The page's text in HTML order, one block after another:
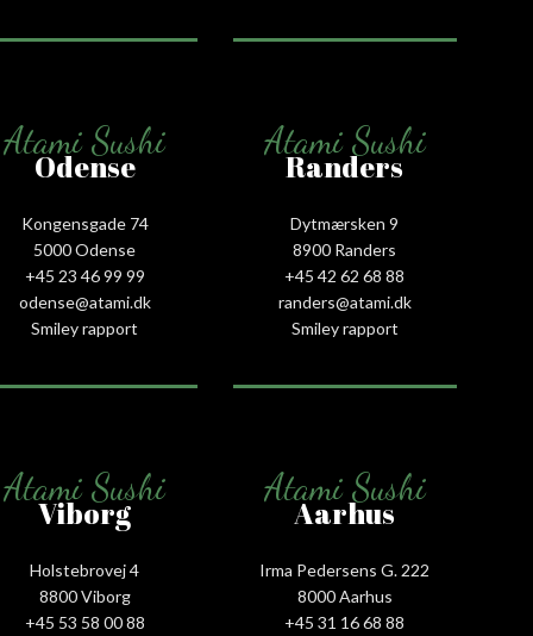
Atami Sushi
Odense
Kongensgade 74
5000 Odense
+45 23 46 99 99
odense@atami.dk
Smiley rapport
Atami Sushi
Randers
Dytmærsken 9
8900 Randers
+45 42 62 68 88
randers@atami.dk
Smiley rapport
Atami Sushi
Viborg
Holstebrovej 4
8800 Viborg
+45 53 58 00 88
Atami Sushi
Aarhus
Irma Pedersens G. 222
8000 Aarhus
+45 31 16 68 88